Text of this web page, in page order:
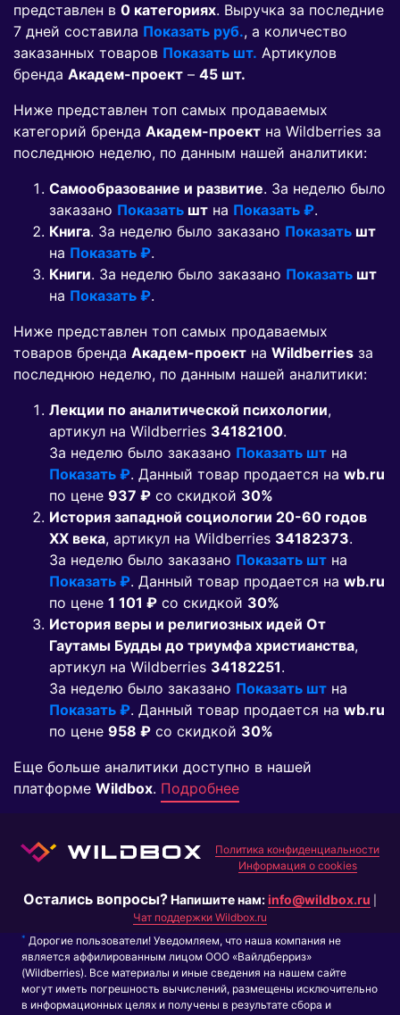
представлен в 0 категориях. Выручка за последние
7 дней составила Показать руб., а количество
заказанных товаров Показать шт. Артикулов
бренда Академ-проект – 45 шт.
Ниже представлен топ самых продаваемых
категорий бренда Академ-проект на Wildberries за
последнюю неделю, по данным нашей аналитики:
Самообразование и развитие. За неделю было
заказано Показать шт на Показать ₽.
Книга. За неделю было заказано Показать шт
на Показать ₽.
Книги. За неделю было заказано Показать шт
на Показать ₽.
Ниже представлен топ самых продаваемых
товаров бренда Академ-проект на Wildberries за
последнюю неделю, по данным нашей аналитики:
Лекции по аналитической психологии,
артикул на Wildberries 34182100.
За неделю было заказано Показать шт на
Показать ₽. Данный товар продается на wb.ru
по цене 937 ₽ co скидкой 30%
История западной социологии 20-60 годов
ХХ века, артикул на Wildberries 34182373.
За неделю было заказано Показать шт на
Показать ₽. Данный товар продается на wb.ru
по цене 1 101 ₽ co скидкой 30%
История веры и религиозных идей От
Гаутамы Будды до триумфа христианства,
артикул на Wildberries 34182251.
За неделю было заказано Показать шт на
Показать ₽. Данный товар продается на wb.ru
по цене 958 ₽ co скидкой 30%
Еще больше аналитики доступно в нашей
платформе Wildbox. Подробнее
Политика конфиденциальности
Информация о cookies
Остались вопросы?Напишите нам:info@wildbox.ru
Чат поддержки Wildbox.ru
* Дорогие пользователи! Уведомляем, что наша компания не
является аффилированным лицом ООО «Вайлдберриз»
(Wildberries). Все материалы и иные сведения на нашем сайте
могут иметь погрешность вычислений, размещены исключительно
в информационных целях и получены в результате сбора и